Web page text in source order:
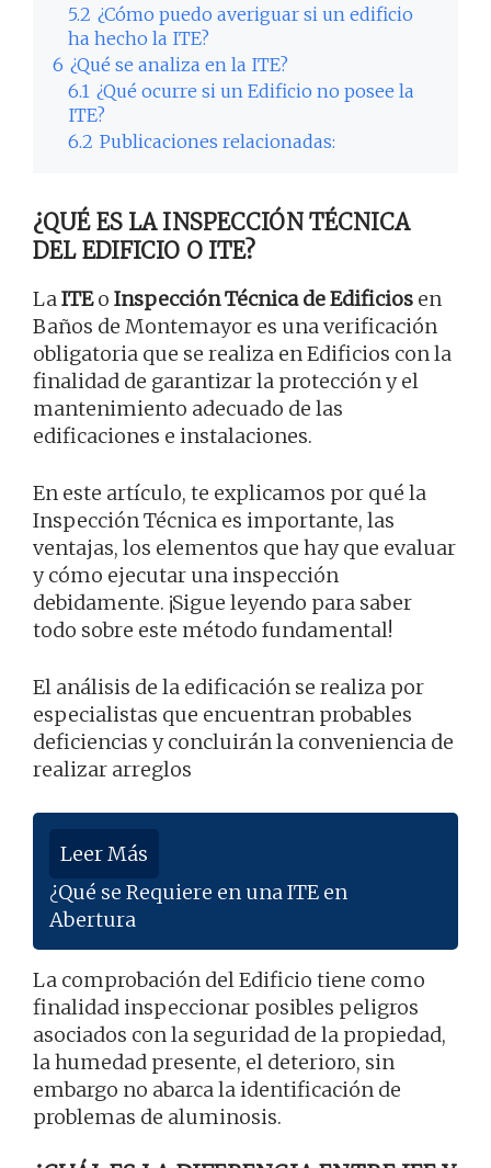
5.2 ¿Cómo puedo averiguar si un edificio
ha hecho la ITE?
6 ¿Qué se analiza en la ITE?
6.1 ¿Qué ocurre si un Edificio no posee la
ITE?
6.2 Publicaciones relacionadas:
¿QUÉ ES LA INSPECCIÓN TÉCNICA
DEL EDIFICIO O ITE?
LaITEo Inspección Técnica de Edificios en
Baños de Montemayor es una verificación
obligatoria que se realiza en Edificios con la
finalidad de garantizar la protección y el
mantenimiento adecuado de las
edificaciones e instalaciones.
En este artículo, te explicamos por qué la
Inspección Técnica es importante, las
ventajas, los elementos que hay que evaluar
y cómo ejecutar una inspección
debidamente. ¡Sigue leyendo para saber
todo sobre este método fundamental!
El análisis de la edificación se realiza por
especialistas que encuentran probables
deficiencias y concluirán la conveniencia de
realizar arreglos
Leer Más
¿Qué se Requiere en una ITE en
Abertura
La comprobación del Edificio tiene como
finalidad inspeccionar posibles peligros
asociados con la seguridad de la propiedad,
la humedad presente, el deterioro, sin
embargo no abarca la identificación de
problemas de aluminosis.